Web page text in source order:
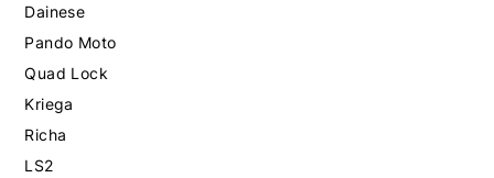
Dainese
Pando Moto
Quad Lock
Kriega
Richa
LS2